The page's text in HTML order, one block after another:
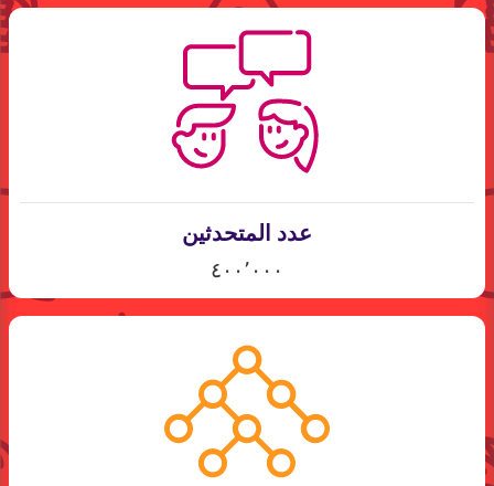
عدد المتحدثين
٤٠٠٬٠٠٠